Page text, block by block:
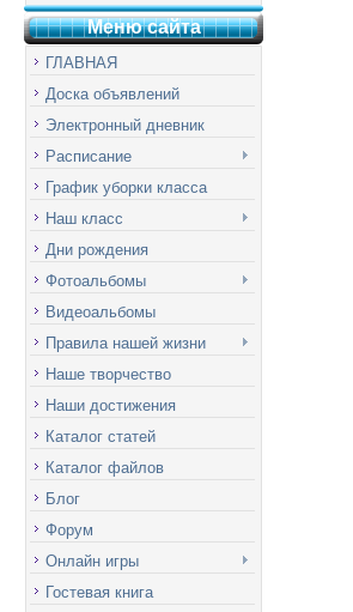
Меню сайта
ГЛАВНАЯ
Доска объявлений
Электронный дневник
Расписание
График уборки класса
Наш класс
Дни рождения
Фотоальбомы
Видеоальбомы
Правила нашей жизни
Наше творчество
Наши достижения
Каталог статей
Каталог файлов
Блог
Форум
Онлайн игры
Гостевая книга